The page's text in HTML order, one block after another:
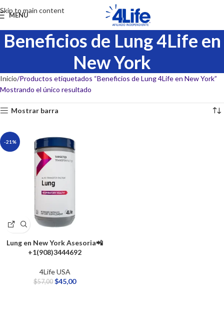
Skip to main content
MENU
Beneficios de Lung 4Life en
New York
Inicio Productos etiquetados “Beneficios de Lung 4Life en New York”
Mostrando el único resultado
Mostrar barra
-21%
Lung en New York Asesoria📲
+1(908)3444692
4Life USA
$57,00 $45,00